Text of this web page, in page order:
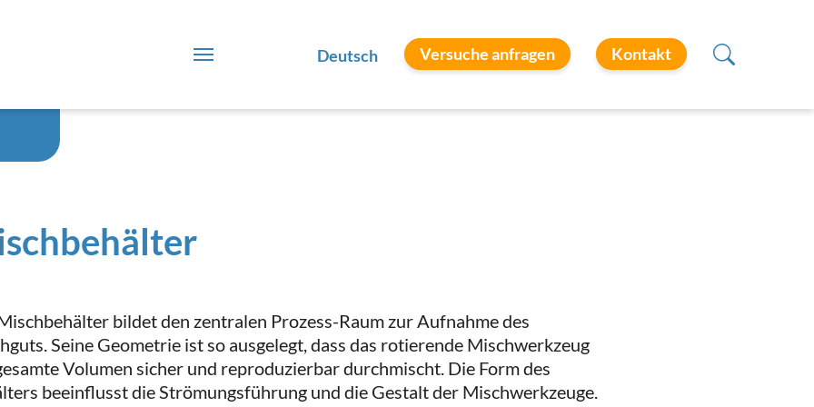
Deutsch Versuche anfragen Kontakt
bildet den zentralen Prozess-Raum zur Aufnahme des
Seine Geometrie ist so ausgelegt, dass das rotierende Mischwerkzeug
Volumen sicher und reproduzierbar durchmischt. Die Form des
beeinflusst die Strömungsführung und die Gestalt der Mischwerkzeuge.